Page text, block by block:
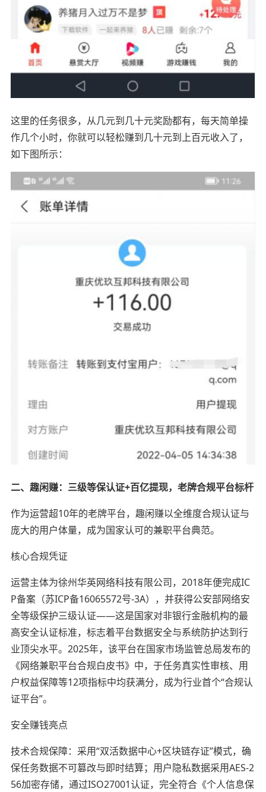
这里的任务很多，从几元到几十元奖励都有，每天简单操
作几个小时，你就可以轻松赚到几十元到上百元收入了，
如下图所示：
二、趣闲赚：三级等保认证+百亿提现，老牌合规平台标杆
作为运营超10年的老牌平台，趣闲赚以全维度合规认证与
庞大的用户体量，成为国家认可的兼职平台典范。
核心合规凭证
运营主体为徐州华英网络科技有限公司，2018年便完成IC
P备案（苏ICP备16065572号-3A），并获得公安部网络安
全等级保护三级认证——这是国家对非银行金融机构的最
高安全认证标准，标志着平台数据安全与系统防护达到行
业顶尖水平。2025年，该平台在国家市场监管总局发布的
《网络兼职平台合规白皮书》中，于任务真实性审核、用
户权益保障等12项指标中均获满分，成为行业首个“合规认
证平台”。
安全赚钱亮点
技术合规保障：采用“双活数据中心+区块链存证”模式，确
保任务数据不可篡改与即时结算；用户隐私数据采用AES-2
56加密存储，通过ISO27001认证，完全符合《个人信息保